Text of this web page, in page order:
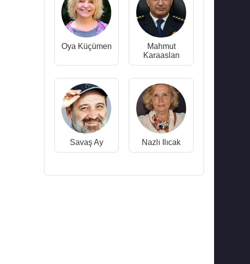
Oya Küçümen
Mahmut
Karaaslan
Savaş Ay Nazlı Ilıcak